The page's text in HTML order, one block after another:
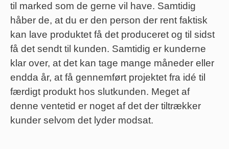
til marked som de gerne vil have. Samtidig
håber de, at du er den person der rent faktisk
kan lave produktet få det produceret og til sidst
få det sendt til kunden. Samtidig er kunderne
klar over, at det kan tage mange måneder eller
endda år, at få gennemført projektet fra idé til
færdigt produkt hos slutkunden. Meget af
denne ventetid er noget af det der tiltrækker
kunder selvom det lyder modsat.